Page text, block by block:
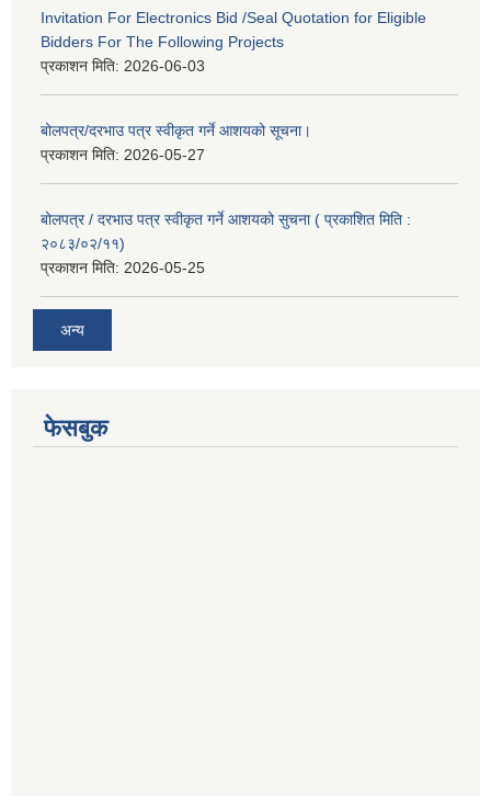
Invitation For Electronics Bid /Seal Quotation for Eligible
Bidders For The Following Projects
प्रकाशन मिति: 2026-06-03
बोलपत्र/दरभाउ पत्र स्वीकृत गर्ने आशयको सूचना।
प्रकाशन मिति: 2026-05-27
बोलपत्र / दरभाउ पत्र स्वीकृत गर्ने आशयको सुचना ( प्रकाशित मिति :
२०८३/०२/११)
प्रकाशन मिति: 2026-05-25
अन्य
फेसबुक